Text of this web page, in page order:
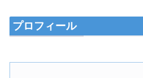
プロフィール